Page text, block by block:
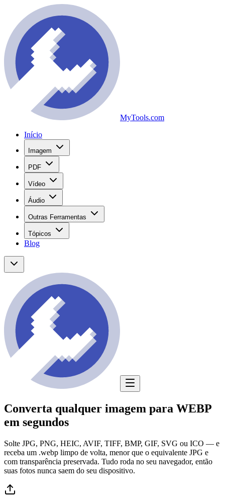
MyTools.com
Início
Imagem
PDF
Vídeo
Áudio
Outras Ferramentas
Tópicos
Blog
Converta qualquer imagem para WEBP
em segundos
Solte JPG, PNG, HEIC, AVIF, TIFF, BMP, GIF, SVG ou ICO — e
receba um .webp limpo de volta, menor que o equivalente JPG e
com transparência preservada. Tudo roda no seu navegador, então
suas fotos nunca saem do seu dispositivo.